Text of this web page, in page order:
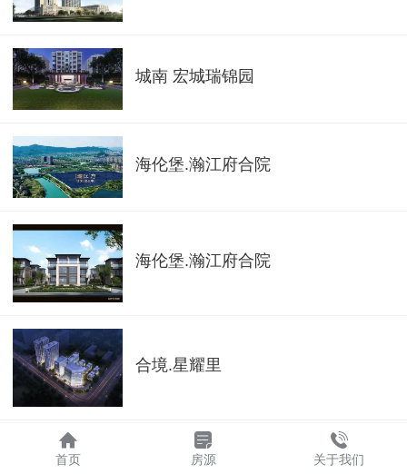
城南 宏城瑞锦园
海伦堡.瀚江府合院
海伦堡.瀚江府合院
合境.星耀里
和庄 云顶
首页 房源 关于我们